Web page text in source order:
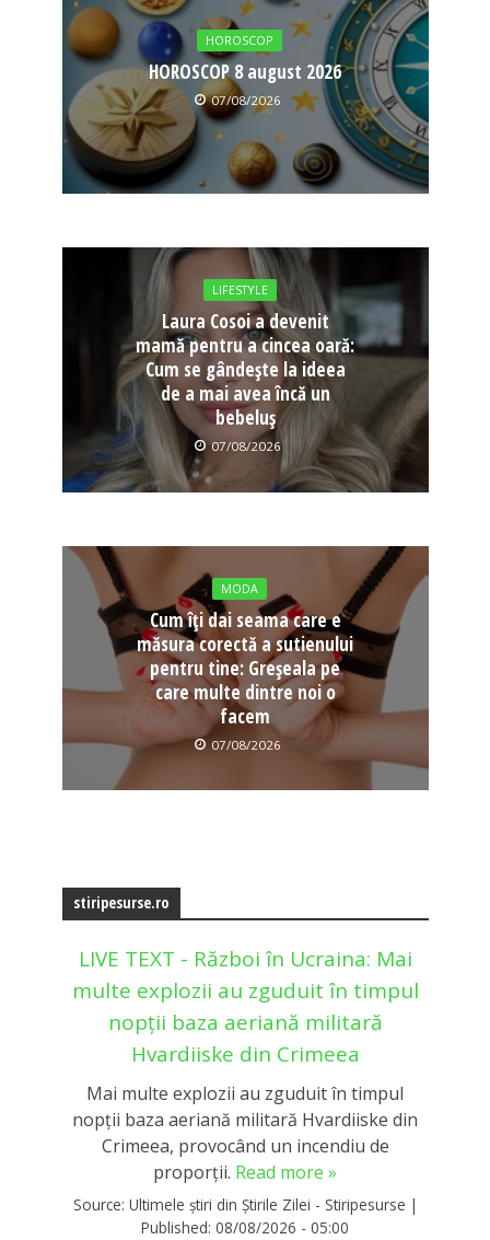
HOROSCOP
HOROSCOP 8 august 2026
07/08/2026
LIFESTYLE
Laura Cosoi a devenit
mamă pentru a cincea oară:
Cum se gândește la ideea
de a mai avea încă un
bebeluș
07/08/2026
MODA
Cum îți dai seama care e
măsura corectă a sutienului
pentru tine: Greșeala pe
care multe dintre noi o
facem
07/08/2026
stiripesurse.ro
LIVE TEXT - Război în Ucraina: Mai
multe explozii au zguduit în timpul
nopții baza aeriană militară
Hvardiiske din Crimeea
Mai multe explozii au zguduit în timpul
nopții baza aeriană militară Hvardiiske din
Crimeea, provocând un incendiu de
proporții. Read more »
Source: Ultimele știri din Știrile Zilei - Stiripesurse |
Published: 08/08/2026 - 05:00